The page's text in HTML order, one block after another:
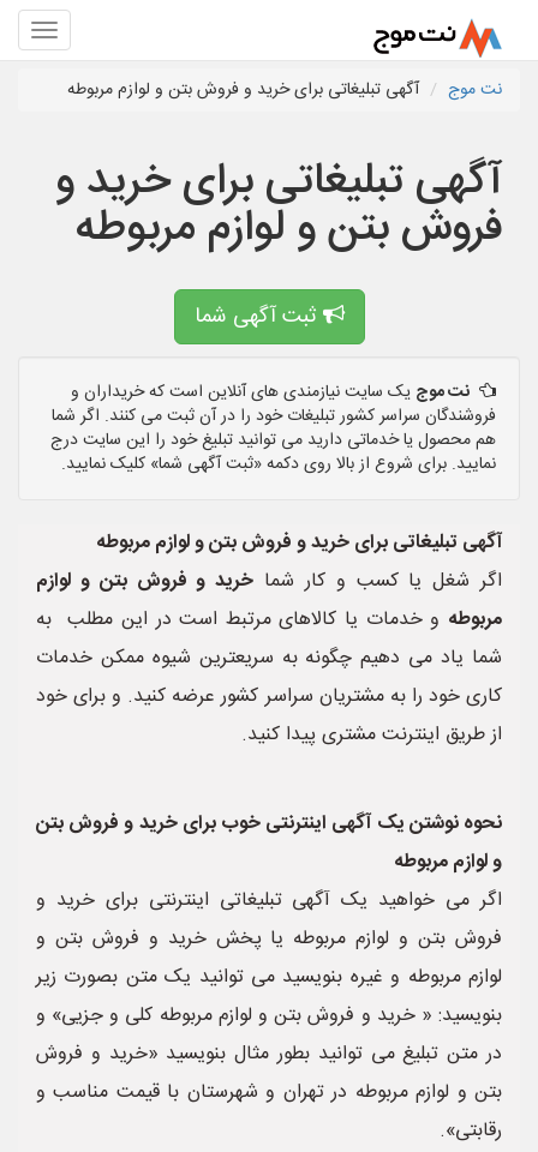
نت موج آگهی تبلیغاتی برای خرید و فروش بتن و لوازم مربوطه
آگهی تبلیغاتی برای خرید و
فروش بتن و لوازم مربوطه
ثبت آگهی شما
نت موج یک سایت نیازمندی های آنلاین است که خریداران و
فروشندگان سراسر کشور تبلیغات خود را در آن ثبت می کنند. اگر شما
هم محصول یا خدماتی دارید می توانید تبلیغ خود را این سایت درج
نمایید. برای شروع از بالا روی دکمه «ثبت آگهی شما» کلیک نمایید.
آگهی تبلیغاتی برای خرید و فروش بتن و لوازم مربوطه
اگر شغل یا کسب و کار شما خرید و فروش بتن و لوازم
مربوطه و خدمات یا کالاهای مرتبط است در این مطلب به
شما یاد می دهیم چگونه به سریعترین شیوه ممکن خدمات
کاری خود را به مشتریان سراسر کشور عرضه کنید. و برای خود
از طریق اینترنت مشتری پیدا کنید.
نحوه نوشتن یک آگهی اینترنتی خوب برای خرید و فروش بتن
و لوازم مربوطه
اگر می خواهید یک آگهی تبلیغاتی اینترنتی برای خرید و
فروش بتن و لوازم مربوطه یا پخش خرید و فروش بتن و
لوازم مربوطه و غیره بنویسید می توانید یک متن بصورت زیر
بنویسید: « خرید و فروش بتن و لوازم مربوطه کلی و جزیی» و
در متن تبلیغ می توانید بطور مثال بنویسید «خرید و فروش
بتن و لوازم مربوطه در تهران و شهرستان با قیمت مناسب و
رقابتی».